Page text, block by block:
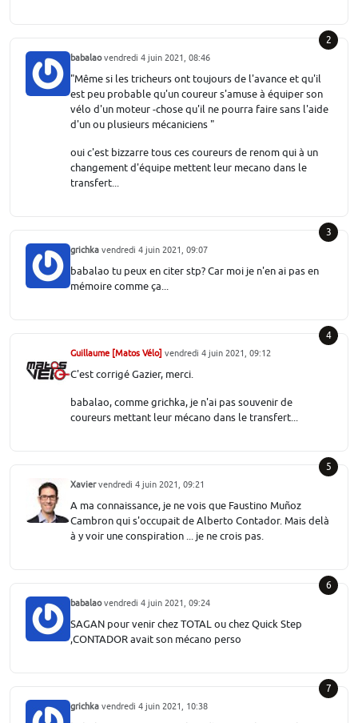
2
babalaovendredi 4 juin 2021, 08:46
"Même si les tricheurs ont toujours de l'avance et qu'il
est peu probable qu'un coureur s'amuse à équiper son
vélo d'un moteur -chose qu'il ne pourra faire sans l'aide
d'un ou plusieurs mécaniciens "
oui c'est bizzarre tous ces coureurs de renom qui à un
changement d'équipe mettent leur mecano dans le
transfert...
3
grichka vendredi 4 juin 2021, 09:07
babalao tu peux en citer stp? Car moi je n'en ai pas en
mémoire comme ça...
4
Guillaume [Matos Vélo] vendredi 4 juin 2021, 09:12
C'est corrigé Gazier, merci.
babalao, comme grichka, je n'ai pas souvenir de
coureurs mettant leur mécano dans le transfert...
5
Xaviervendredi 4 juin 2021, 09:21
A ma connaissance, je ne vois que Faustino Muñoz
Cambron qui s'occupait de Alberto Contador. Mais delà
à y voir une conspiration ... je ne crois pas.
6
babalaovendredi 4 juin 2021, 09:24
SAGAN pour venir chez TOTAL ou chez Quick Step
,CONTADOR avait son mécano perso
7
grichka vendredi 4 juin 2021, 10:38